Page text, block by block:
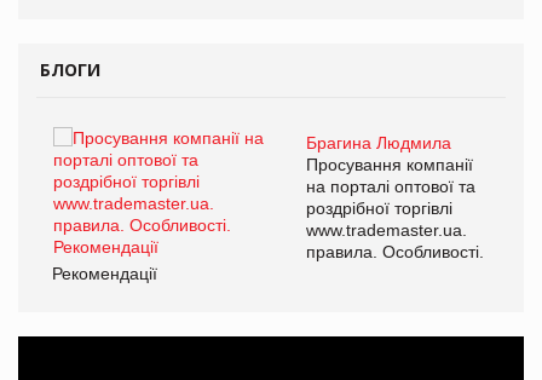
БЛОГИ
Брагина Людмила
Просування компанії
на порталі оптової та
роздрібної торгівлі
www.trademaster.ua.
правила. Особливості.
Рекомендації